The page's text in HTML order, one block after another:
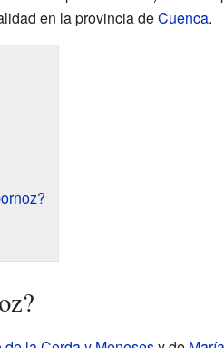
en la provincia deCuenca.